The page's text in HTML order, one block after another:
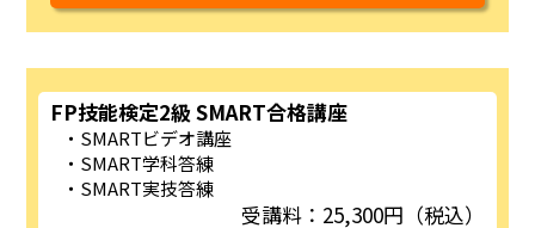
FP技能検定2級 SMART合格講座
SMARTビデオ講座
SMART学科答練
SMART実技答練
受講料：25,300円（税込）